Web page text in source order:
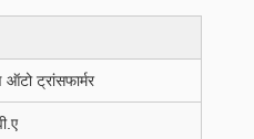
ट्रांसफार्मर